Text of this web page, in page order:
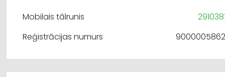
Mobilais tālrunis
Reģistrācijas numurs